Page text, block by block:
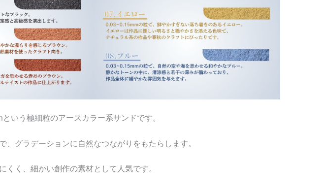
いう極細粒のアースカラー系サンドです。
、グラデーションに自然なつながりをもたらします。
くく、細かい創作の素材として人気です。